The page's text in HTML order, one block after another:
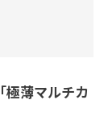
「極薄マルチカ